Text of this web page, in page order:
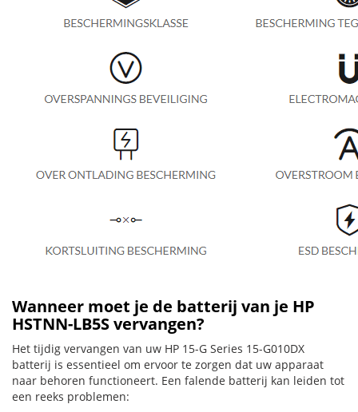
Wanneer moet je de batterij van je HP
HSTNN-LB5S vervangen?
Het tijdig vervangen van uw HP 15-G Series 15-G010DX
batterij is essentieel om ervoor te zorgen dat uw apparaat
naar behoren functioneert. Een falende batterij kan leiden tot
een reeks problemen: